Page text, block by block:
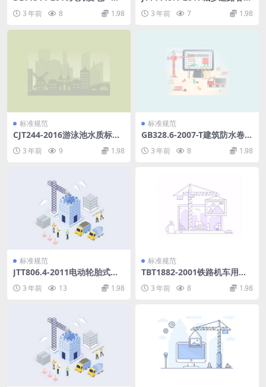
式除尘器用滤料寿命管理与评
价方法.pdf
3 年前 8 1.98
应急处置规范第1部分：驾驶
员.PDF
3 年前 7 1.98
标准规范
CJT244-2016游泳池水质标准.
3 年前 9 1.98
标准规范
GB328.6-2007-T建筑防水卷
材试验方法第6部分：沥青防
水卷材长度、宽度和平直度.p
3 年前 8 1.98
标准规范
JTT806.4-2011电动轮胎式集
缆卷筒式.pdf
3 年前 13 1.98
标准规范
TBT1882-2001铁路机车用粗
3 年前 8 1.98